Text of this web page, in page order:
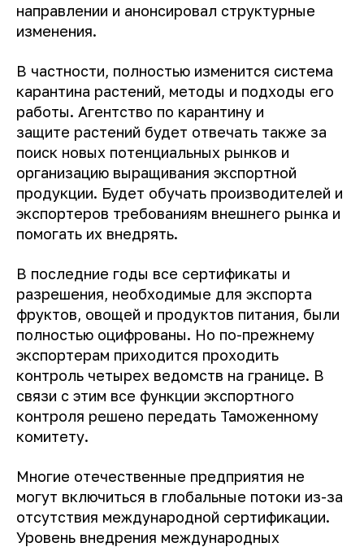
направлении и анонсировал структурные
изменения.
В частности, полностью изменится система
карантина растений, методы и подходы его
работы. Агентство по карантину и
защите растений будет отвечать также за
поиск новых потенциальных рынков и
организацию выращивания экспортной
продукции. Будет обучать производителей и
экспортеров требованиям внешнего рынка и
помогать их внедрять.
В последние годы все сертификаты и
разрешения, необходимые для экспорта
фруктов, овощей и продуктов питания, были
полностью оцифрованы. Но по-прежнему
экспортерам приходится проходить
контроль четырех ведомств на границе. В
связи с этим все функции экспортного
контроля решено передать Таможенному
комитету.
Многие отечественные предприятия не
могут включиться в глобальные потоки из-за
отсутствия международной сертификации.
Уровень внедрения международных